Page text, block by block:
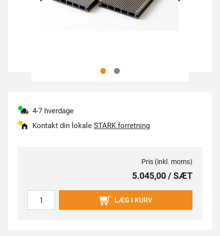
4-7 hverdage
Kontakt din lokale STARK forretning
Pris (inkl. moms)
5.045,00 / SÆT
LÆG I KURV